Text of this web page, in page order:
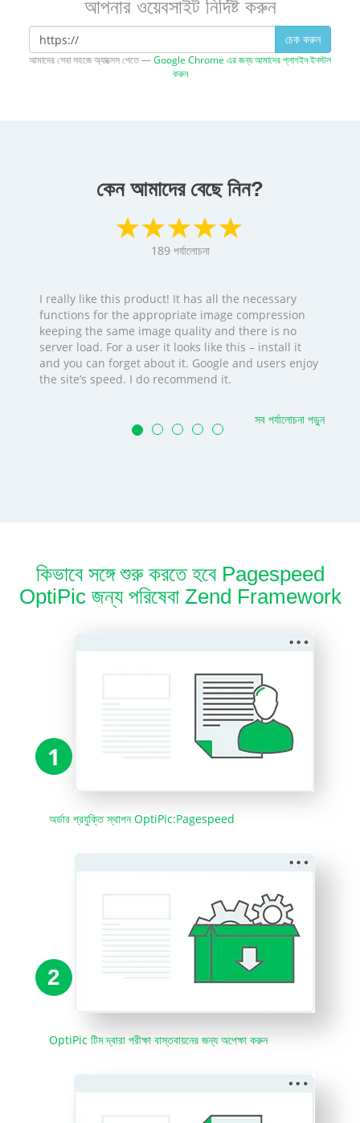
আপনার ওয়েবসাইট নির্দিষ্ট করুন
চেক করুন
আমাদের সেবা সহজে অ্যাক্সেস পেতে —Google Chrome এর জন্য আমাদের প্লাগইন ইনস্টল
করুন
কেন আমাদের বেছে নিন?
189 পর্যালোচনা
I really like this product! It has all the necessary
functions for the appropriate image compression
keeping the same image quality and there is no
server load. For a user it looks like this – install it
and you can forget about it. Google and users enjoy
the site’s speed. I do recommend it.
সব পর্যালোচনা পড়ুন
কিভাবে সঙ্গে শুরু করতে হবে Pagespeed
OptiPic জন্য পরিষেবা Zend Framework
1
অর্ডার প্রযুক্তি স্থাপন OptiPic:Pagespeed
2
OptiPic টিম দ্বারা পরীক্ষা বাস্তবায়নের জন্য অপেক্ষা করুন